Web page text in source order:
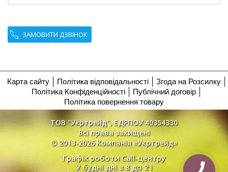
ЗАМОВИТИ ДЗВІНОК
Карта сайту Політика відповідальності
Згода на Розсилку
Політика Конфіденційності
Публічний договір
Політика повернення товару
ТОВ "Укртрейд", ЕДРПОУ 40354330
Всі права захищені
© 2013-2026 Компанія «Укртрейд»
Графік роботи Call-центру
У будні дні з 8 до 21